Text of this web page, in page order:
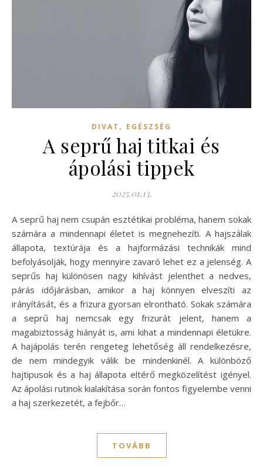
DIVAT , EGÉSZSÉG
A seprű haj titkai és
ápolási tippek
2025.01.13.
A seprű haj nem csupán esztétikai probléma, hanem sokak
számára a mindennapi életet is megnehezíti. A hajszálak
állapota, textúrája és a hajformázási technikák mind
befolyásolják, hogy mennyire zavaró lehet ez a jelenség. A
seprűs haj különösen nagy kihívást jelenthet a nedves,
párás időjárásban, amikor a haj könnyen elveszíti az
irányítását, és a frizura gyorsan elrontható. Sokak számára
a seprű haj nemcsak egy frizurát jelent, hanem a
magabiztosság hiányát is, ami kihat a mindennapi életükre.
A hajápolás terén rengeteg lehetőség áll rendelkezésre,
de nem mindegyik válik be mindenkinél. A különböző
hajtipusok és a haj állapota eltérő megközelítést igényel.
Az ápolási rutinok kialakítása során fontos figyelembe venni
a haj szerkezetét, a fejbőr…
TOVÁBB